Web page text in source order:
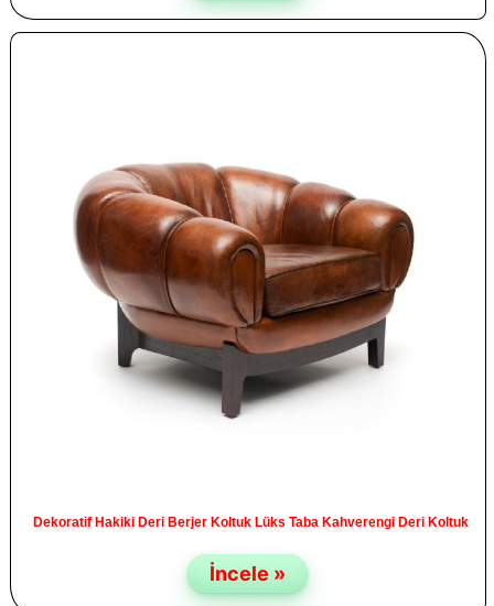
Dekoratif Hakiki Deri Berjer Koltuk Lüks Taba Kahverengi Deri Koltuk
İncele »